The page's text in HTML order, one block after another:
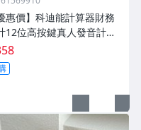
惠價】科迪能計算器財務
12位高按鍵真人發音計算
務會計用PA-884